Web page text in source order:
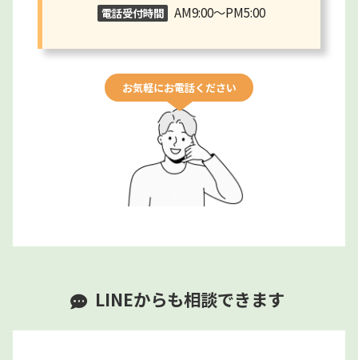
電話受付時間 AM9:00～PM5:00
お気軽にお電話ください
LINEからも相談できます